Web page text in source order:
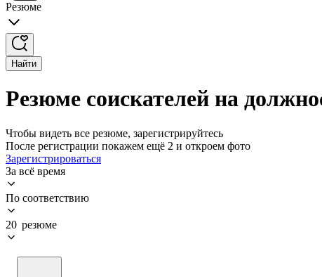
Резюме
Найти
Резюме соискателей на
Чтобы видеть все резюме, зарегистрируйтесь
После регистрации покажем ещё 2 и откроем фото
Зарегистрироваться
За всё время
По соответствию
20 резюме